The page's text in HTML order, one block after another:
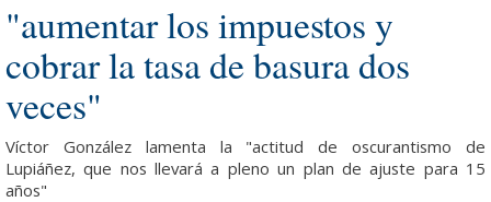
"aumentar los impuestos y
cobrar la tasa de basura dos
veces"
Víctor González lamenta la "actitud de oscurantismo de
Lupiáñez, que nos llevará a pleno un plan de ajuste para 15
años"